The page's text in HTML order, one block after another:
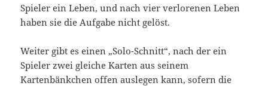
Spieler ein Leben, und nach vier verlorenen Leben
haben sie die Aufgabe nicht gelöst.
Weiter gibt es einen „Solo-Schnitt“, nach der ein
Spieler zwei gleiche Karten aus seinem
Kartenbänkchen offen auslegen kann, sofern die